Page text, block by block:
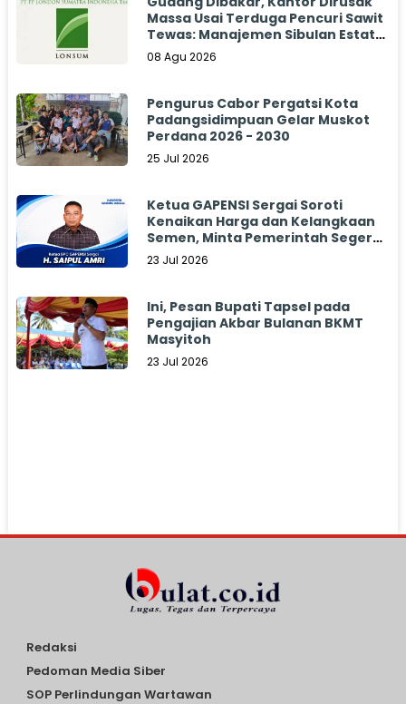
Massa Usai Terduga Pencuri Sawit
Tewas: Manajemen Sibulan Estate
Bungkam
08 Agu 2026
Pengurus Cabor Pergatsi Kota
Padangsidimpuan Gelar Muskot
Perdana 2026 - 2030
25 Jul 2026
Ketua GAPENSI Sergai Soroti
Kenaikan Harga dan Kelangkaan
Semen, Minta Pemerintah Segera
Bertindak
23 Jul 2026
Ini, Pesan Bupati Tapsel pada
Pengajian Akbar Bulanan BKMT
Masyitoh
23 Jul 2026
Redaksi
Pedoman Media Siber
SOP Perlindungan Wartawan